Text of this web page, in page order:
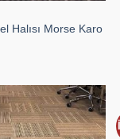
Halısı Morse Karo